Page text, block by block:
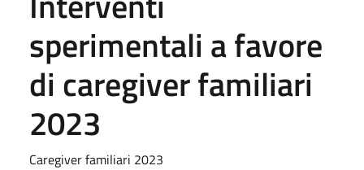
sperimentali a favore
di caregiver familiari
2023
Caregiver familiari 2023